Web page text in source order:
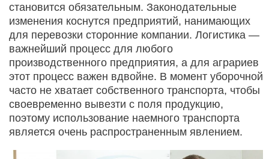
становится обязательным. Законодательные
изменения коснутся предприятий, нанимающих
для перевозки сторонние компании. Логистика —
важнейший процесс для любого
производственного предприятия, а для аграриев
этот процесс важен вдвойне. В момент уборочной
часто не хватает собственного транспорта, чтобы
своевременно вывезти с поля продукцию,
поэтому использование наемного транспорта
является очень распространенным явлением.